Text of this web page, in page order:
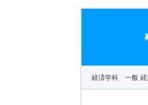
経済学科 一般 経